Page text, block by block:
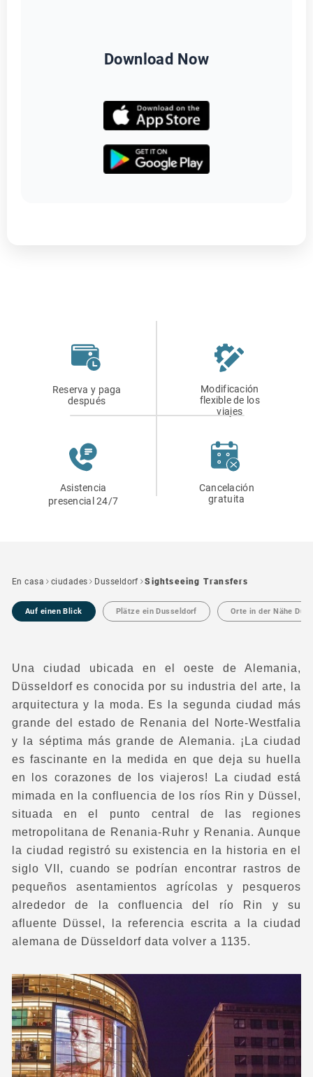
Download Now
Reserva y paga
después
Modificación
flexible de los
viajes
Cancelación
gratuita
Asistencia
presencial 24/7
En casa ciudades Dusseldorf Sightseeing Transfers
Auf einen Blick Plätze ein Dusseldorf Orte in der Nähe
Una ciudad ubicada en el oeste de Alemania,
Düsseldorf es conocida por su industria del arte, la
arquitectura y la moda. Es la segunda ciudad más
grande del estado de Renania del Norte-Westfalia
y la séptima más grande de Alemania. ¡La ciudad
es fascinante en la medida en que deja su huella
en los corazones de los viajeros! La ciudad está
mimada en la confluencia de los ríos Rin y Düssel,
situada en el punto central de las regiones
metropolitana de Renania-Ruhr y Renania. Aunque
la ciudad registró su existencia en la historia en el
siglo VII, cuando se podrían encontrar rastros de
pequeños asentamientos agrícolas y pesqueros
alrededor de la confluencia del río Rin y su
afluente Düssel, la referencia escrita a la ciudad
alemana de Düsseldorf data volver a 1135.